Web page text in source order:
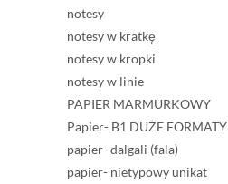
notesy
notesy w kratkę
notesy w kropki
notesy w linie
PAPIER MARMURKOWY
Papier- B1 DUŻE FORMATY
papier- dalgali (fala)
papier- nietypowy unikat